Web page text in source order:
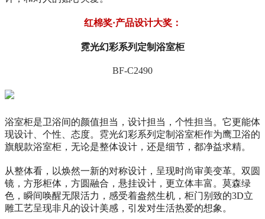
红棉奖·产品设计大奖：
霓光幻彩系列定制浴室柜
BF-C2490
浴室柜是卫浴间的颜值担当，设计担当，个性担当。它更能体
现设计、个性、态度。霓光幻彩系列定制浴室柜作为鹰卫浴的
旗舰款浴室柜，无论是整体设计，还是细节，都净益求精。
从整体看，以焕然一新的对称设计，呈现时尚审美变革。双圆
镜，方形柜体，方圆融合，悬挂设计，更立体丰富。莫森绿
色，瞬间唤醒无限活力，感受着盎然生机，柜门别致的3D立
雕工艺呈现非凡的设计美感，引发对生活热爱的想象。